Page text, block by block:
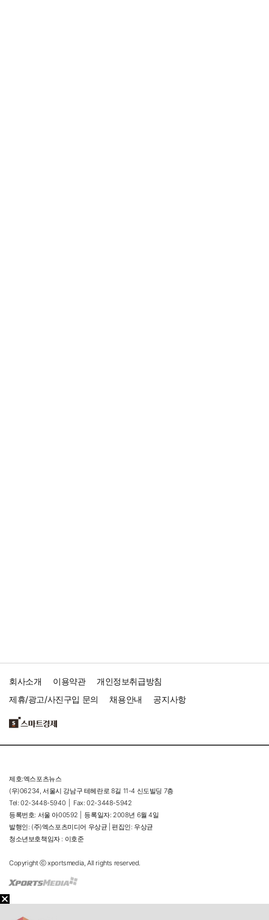
회사소개 이용약관
개인정보취급방침
제휴/광고/사진구입 문의
채용안내 공지사항
제호:엑스포츠뉴스
(우)06234, 서울시 강남구 테헤란로 8길 11-4 신도빌딩 7층
Tel: 02-3448-5940 |
Fax: 02-3448-5942
등록번호: 서울 아00592 |
등록일자: 2008년 6월 4일
발행인: (주)엑스포츠미디어 우상균 | 편집인: 우상균
청소년보호책임자 : 이호준
Copyright ⓒ xportsmedia, All rights reserved.